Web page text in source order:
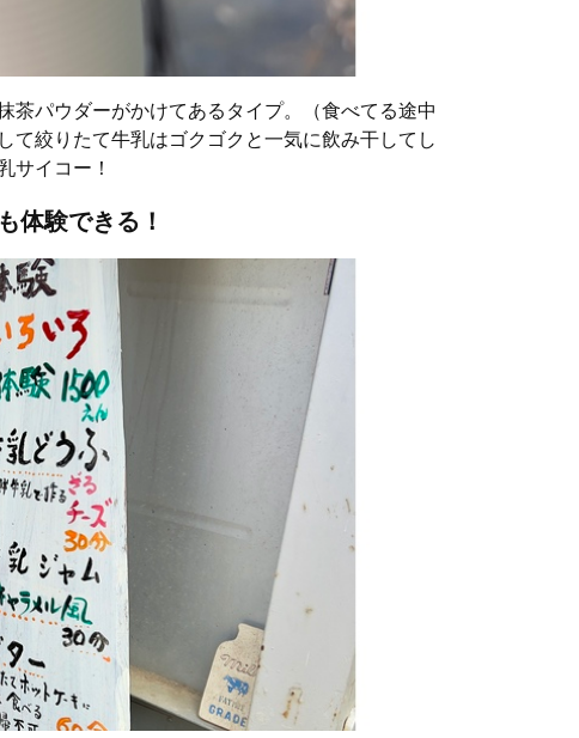
茶パウダーがかけてあるタイプ。（食べてる途中
て絞りたて牛乳はゴクゴクと一気に飲み干してし
サイコー！
体験できる！